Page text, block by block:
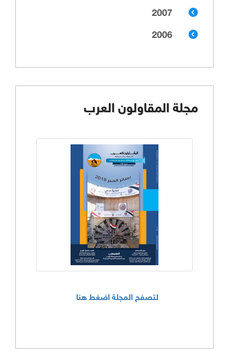
2007
2006
مجلة المقاولون العرب
لتصفح المجلة اضغط هنا